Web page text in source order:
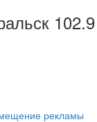
102.9
рекламы